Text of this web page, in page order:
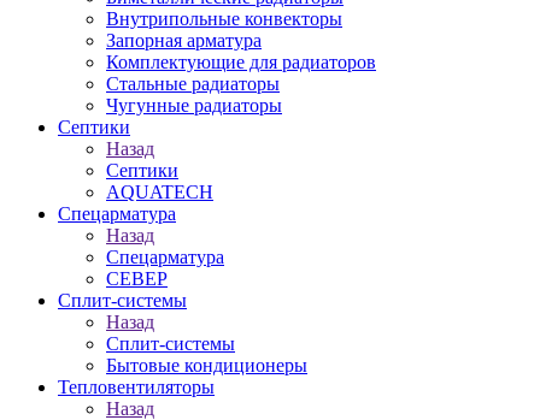
Внутрипольные конвекторы
Запорная арматура
Комплектующие для радиаторов
Стальные радиаторы
Чугунные радиаторы
Септики
Назад
Септики
AQUATECH
Спецарматура
Назад
Спецарматура
СЕВЕР
Сплит-системы
Назад
Сплит-системы
Бытовые кондиционеры
Тепловентиляторы
Назад